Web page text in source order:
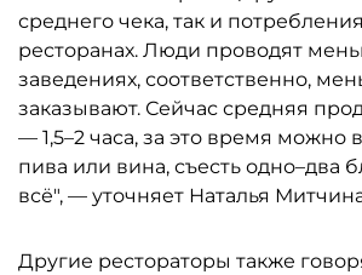
среднего чека, так и
ресторанах. Люди проводят
заведениях, соответственно,
заказывают. Сейчас средняя
— 1,5–2 часа, за это время можно
пива или вина, съесть одно–два
всё", — уточняет Наталья
Другие рестораторы также